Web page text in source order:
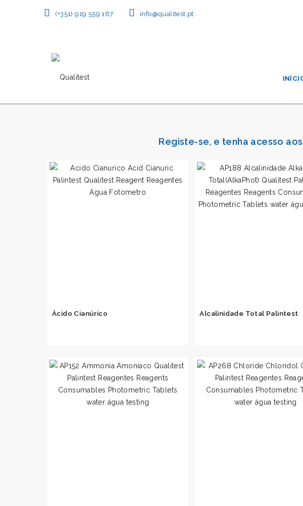
(+351) 919 559 167 info@qualitest.pt
Registe-se, e tenha acesso
Ácido Cianúrico Alcalinidade Total Palintest